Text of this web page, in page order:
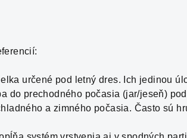
určené pod letný dres. Ich jedinou
do prechodného počasia (jar/jeseň)
a zimného počasia. Často sú